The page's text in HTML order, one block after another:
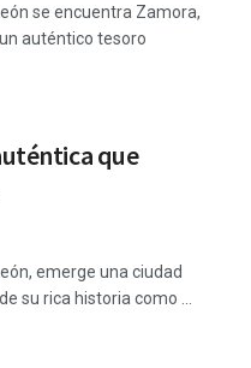
se encuentra Zamora,
auténtico tesoro
que
emerge una ciudad
su rica historia como ...